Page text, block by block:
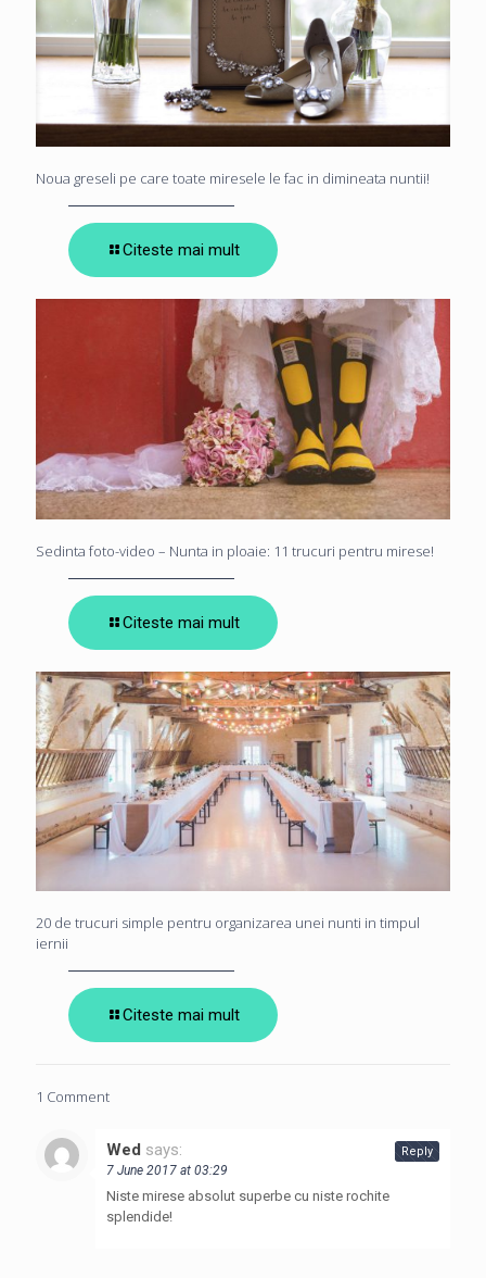
Noua greseli pe care toate miresele le fac in dimineata nuntii!
Citeste mai mult
Sedinta foto-video – Nunta in ploaie: 11 trucuri pentru mirese!
Citeste mai mult
20 de trucuri simple pentru organizarea unei nunti in timpul
iernii
Citeste mai mult
1 Comment
Wed says:
7 June 2017 at 03:29
Niste mirese absolut superbe cu niste rochite
splendide!
Reply